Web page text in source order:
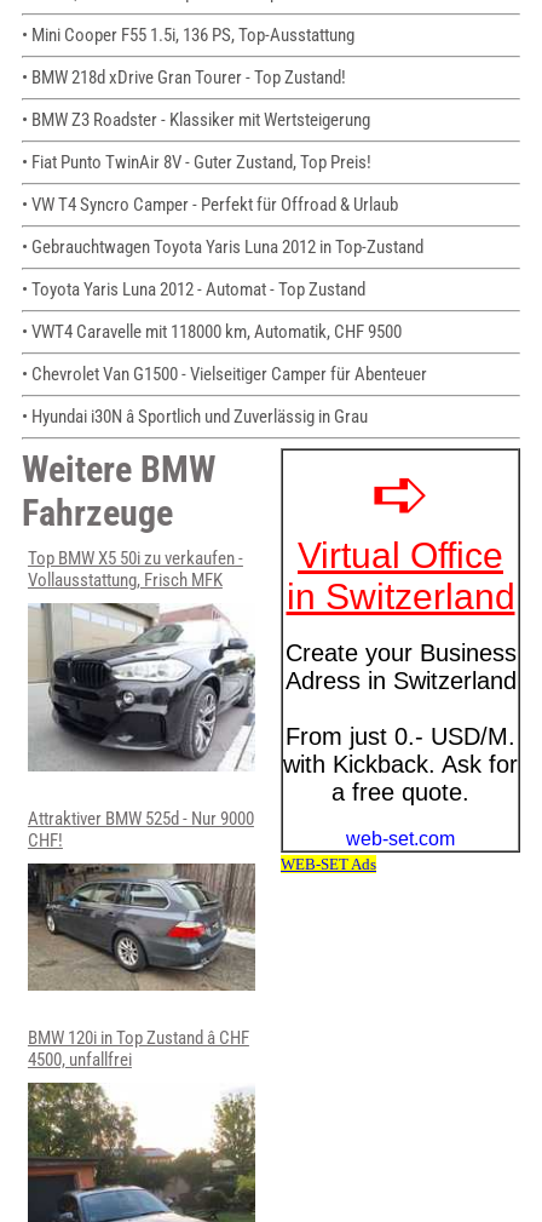
• Mini Cooper F55 1.5i, 136 PS, Top-Ausstattung
• BMW 218d xDrive Gran Tourer - Top Zustand!
• BMW Z3 Roadster - Klassiker mit Wertsteigerung
• Fiat Punto TwinAir 8V - Guter Zustand, Top Preis!
• VW T4 Syncro Camper - Perfekt für Offroad & Urlaub
• Gebrauchtwagen Toyota Yaris Luna 2012 in Top-Zustand
• Toyota Yaris Luna 2012 - Automat - Top Zustand
• VWT4 Caravelle mit 118000 km, Automatik, CHF 9500
• Chevrolet Van G1500 - Vielseitiger Camper für Abenteuer
• Hyundai i30N â Sportlich und Zuverlässig in Grau
Weitere BMW
Fahrzeuge
Top BMW X5 50i zu verkaufen -
Vollausstattung, Frisch MFK
Attraktiver BMW 525d - Nur 9000
CHF!
BMW 120i in Top Zustand â CHF
4500, unfallfrei